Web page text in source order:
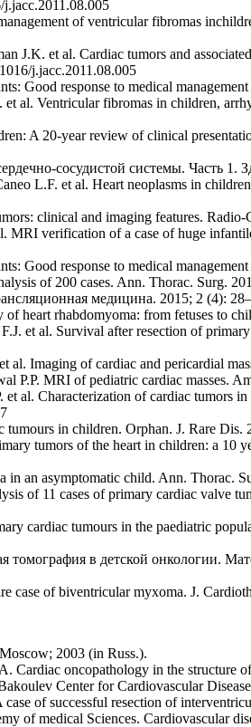
of ventricular fibromas
et al. Cardiac tumors and
j.jacc.2011.08.005
Good response to medical
al. Ventricular fibromas in children,
A 20-year review of clinical
сосудистой системы. Часть 1.
L.F. et al. Heart neoplasms in
clinical and imaging features.
verification of a case of huge
Good response to medical
of 200 cases. Ann. Thorac. Surg.
медицина. 2015; 2 (4):
heart rhabdomyoma: from fetuses to
et al. Survival after resection of
Imaging of cardiac and pericardial
MRI of pediatric cardiac masses.
al. Characterization of cardiac tumors
in children. Orphan. J. Rare Dis.
tumors of the heart in children: a 10
an asymptomatic child. Ann. Thorac.
of 11 cases of primary cardiac valve
cardiac tumours in the paediatric
в детской онкологии.
of biventricular myxoma. J.
2003 (in Russ.).
oncopathology in the structure
Center for Cardiovascular
of successful resection of
of medical Sciences. Cardiovascular